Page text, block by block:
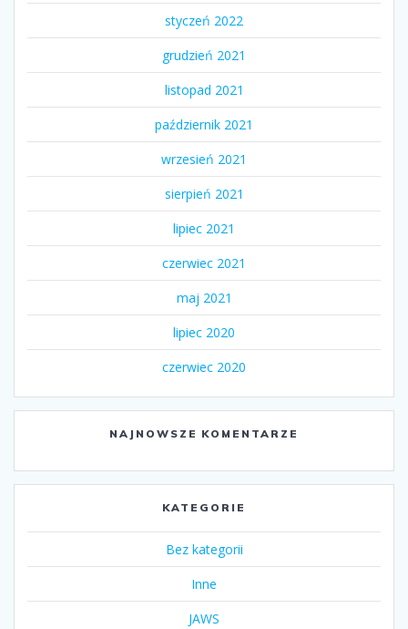
styczeń 2022
grudzień 2021
listopad 2021
październik 2021
wrzesień 2021
sierpień 2021
lipiec 2021
czerwiec 2021
maj 2021
lipiec 2020
czerwiec 2020
NAJNOWSZE KOMENTARZE
KATEGORIE
Bez kategorii
Inne
JAWS